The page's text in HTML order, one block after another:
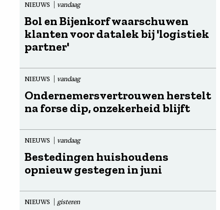
NIEUWS vandaag
Bol en Bijenkorf waarschuwen
klanten voor datalek bij 'logistiek
partner'
NIEUWS vandaag
Ondernemersvertrouwen herstelt
na forse dip, onzekerheid blijft
NIEUWS vandaag
Bestedingen huishoudens
opnieuw gestegen in juni
NIEUWS gisteren